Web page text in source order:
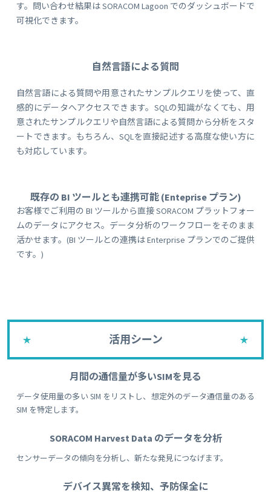
す。問い合わせ結果は SORACOM Lagoon でのダッシュボードで
可視化できます。
自然言語による質問
自然言語による質問や用意されたサンプルクエリを使って、直
感的にデータへアクセスできます。SQLの知識がなくても、用
意されたサンプルクエリや自然言語による質問から分析をスタ
ートできます。もちろん、SQLを直接記述する高度な使い方に
も対応しています。
既存の BI ツールとも連携可能 (Enteprise プラン)
お客様でご利用の BI ツールから直接 SORACOM プラットフォー
ムのデータにアクセス。データ分析のワークフローをそのまま
活かせます。(BI ツールとの連携は Enterprise プランでのご提供
です。)
活用シーン
月間の通信量が多いSIMを見る
データ使用量の多い SIM をリストし、想定外のデータ通信量のある
SIM を特定します。
SORACOM Harvest Data のデータを分析
センサーデータの傾向を分析し、新たな発見につなげます。
デバイス異常を検知、予防保全に